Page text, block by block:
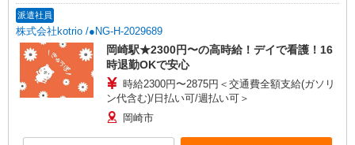
派遣社員
株式会社kotrio /●NG-H-2029689
岡崎駅★2300円〜の高時給！デイで看護！16
時退勤OKで安心
時給2300円〜2875円＜交通費全額支給(ガソリ
ン代含む)/日払い可/週払い可＞
岡崎市